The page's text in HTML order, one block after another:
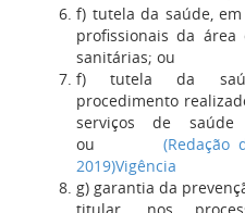
f) tutela da saúde,
profissionais da
sanitárias; ou
f) tutela da
procedimento
serviços de
ou (Redação
2019)Vigência
g) garantia da